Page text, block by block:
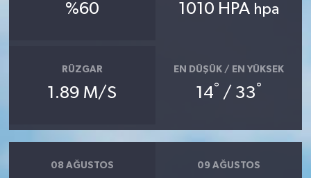
%60 1010 HPA hpa
RÜZGAR
1.89 M/S
EN DÜŞÜK / EN YÜKSEK
14° / 33°
08 AĞUSTOS 09 AĞUSTOS